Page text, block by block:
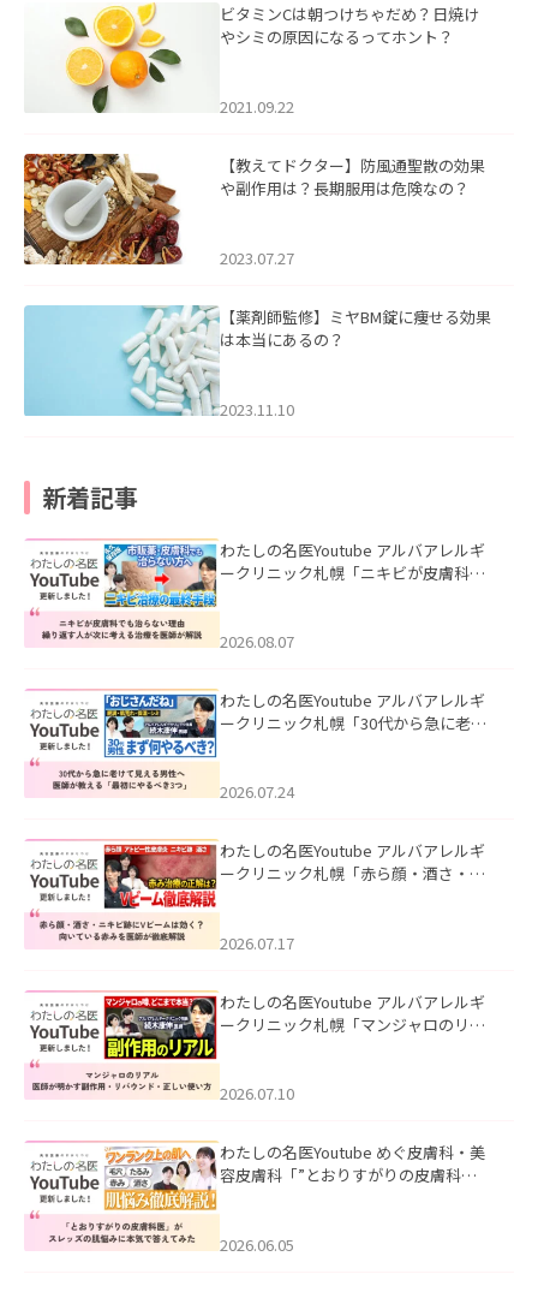
ビタミンCは朝つけちゃだめ？日焼け
やシミの原因になるってホント？
2021.09.22
【教えてドクター】防風通聖散の効果
や副作用は？長期服用は危険なの？
2023.07.27
【薬剤師監修】ミヤBM錠に痩せる効果
は本当にあるの？
2023.11.10
新着記事
わたしの名医Youtube アルバアレルギ
ークリニック札幌「ニキビが皮膚科で
ました。
2026.08.07
わたしの名医Youtube アルバアレルギ
ークリニック札幌「30代から急に老け
た。
2026.07.24
わたしの名医Youtube アルバアレルギ
ークリニック札幌「赤ら顔・酒さ・ニ
した。
2026.07.17
わたしの名医Youtube アルバアレルギ
ークリニック札幌「マンジャロのリア
た。
2026.07.10
わたしの名医Youtube めぐ皮膚科・美
容皮膚科「”とおりすがりの皮膚科
2026.06.05